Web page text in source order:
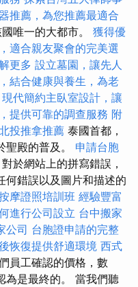
推薦，為您推薦最適合
唯一的大都市。 獲得優
適合親友聚會的完美選
更多 設立墓園，讓先人
結合健康與養生，為老
現代簡約主臥室設計，讓
提供可靠的調查服務 附
投推拿推薦 泰國首都，
聖殿的普及。 申請台胞
對於網站上的拼寫錯誤，
何錯誤以及圖片和描述的
摩證照培訓班 經驗豐富
進行公司設立 台中搬家
公司 台胞證申請的完整
恢復提供舒適環境 西式
員工確認的價格，數
為是最終的。 當我們聽